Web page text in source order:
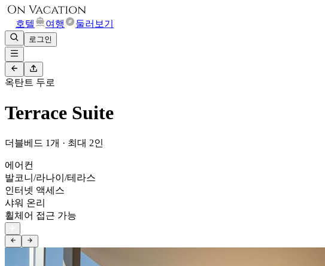
호텔 여행 둘러보기
로그인
옥탄트 두로
Terrace Suite
더블베드 1개 · 최대 2인
에어컨
발코니/라나이/테라스
인터넷 액세스
샤워 온리
휠체어 접근 가능